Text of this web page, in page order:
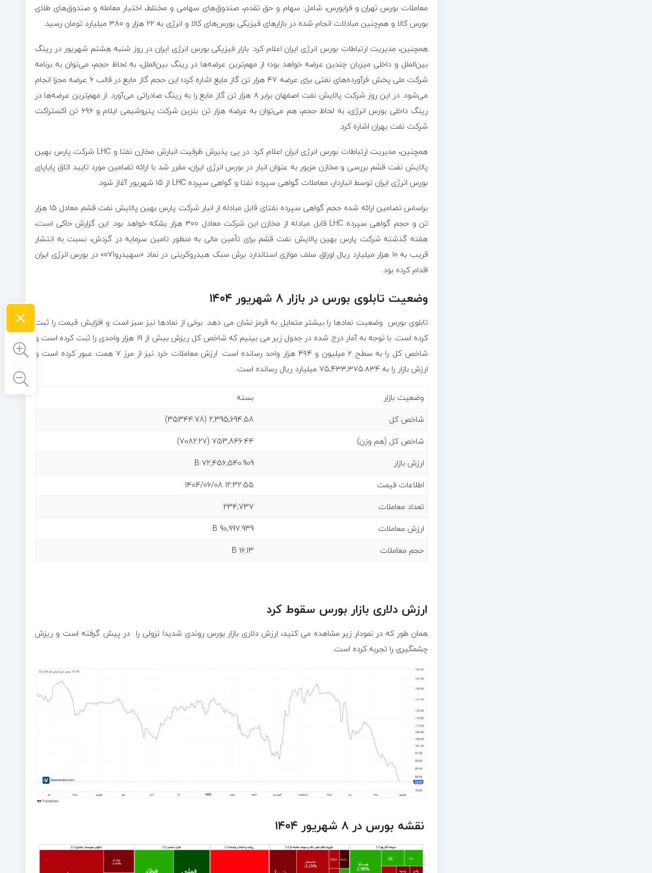
معاملات بورس‌ تهران و فرابورس، شامل: سهام و حق تقدم، صندوق‌های سهامی و مختلط، اختیار معامله و صندوق‌های طلای
بورس کالا و هم‌چنین مبادلات انجام شده در بازارهای فیزیکی بورس‌های کالا و انرژی به ۲۲ هزار و ۳۸۰ میلیارد تومان رسید.
همچنین، مدیریت ارتباطات بورس انرژی ایران اعلام کرد: بازار فیزیکی بورس انرژی ایران در روز شنبه هشتم شهریور در رینگ
بین‌الملل و داخلی میزبان چندین عرضه خواهد بود؛ از مهم‌ترین عرضه‌ها در رینگ بین‌الملل، به لحاظ حجم، می‌توان به برنامه
شرکت ملی پخش فرآورده‌های نفتی برای عرضه ۴۷ هزار تن گاز مایع اشاره کرد؛ این حجم گاز مایع در قالب ۶ عرضه مجزا انجام
می‌شود. در این روز شرکت پالایش نفت اصفهان برابر ۸ هزار تن گاز مایع را به رینگ صادراتی می‌آورد. از مهم‌ترین عرضه‌ها در
رینگ داخلی بورس انرژی، به لحاظ حجم، هم می‌توان به عرضه هزار تن بنزین شرکت پتروشیمی ایلام و ۶۹۶ تن اکستراکت
شرکت نفت بهران اشاره کرد.
همچنین، مدیریت ارتباطات بورس انرژی ایران اعلام کرد: در پی پذیرش ظرفیت انبارش مخازن نفتا و LHC شرکت پارس بهین
پالایش نفت قشم بررسی و مخازن مزبور به عنوان انبار در بورس انرژی ایران، مقرر شد با ارائه تضامین مورد تایید اتاق پایاپای
بورس انرژی ایران توسط انباردار، معاملات گواهی سپرده نفتا و گواهی سپرده LHC از ۱۵ شهریور آغاز شود.
براساس تضامین ارائه شده حجم گواهی سپرده نفتای قابل مبادله از انبار شرکت پارس بهین پالایش نفت قشم معادل ۱۵ هزار
تن و حجم گواهی سپرده LHC قابل مبادله از مخازن این شرکت معادل ۳۰۰ هزار بشکه خواهد بود. این گزارش حاکی است،
هفته گذشته شرکت پارس بهین پالایش نفت قشم برای تأمین مالی به منظور تامین سرمایه در گردش، نسبت به انتشار
قریب به ۱۰ هزار میلیارد ریال اوراق سلف موازی استاندارد برش سبک هیدروکربنی در نماد «سهیدرو۰۷۱» در بورس انرژی ایران
اقدام کرده بود.
وضعیت تابلوی بورس در بازار ۸ شهریور ۱۴۰۴
تابلوی بورس وضعیت نمادها را بیشتر متمایل به قرمز نشان می دهد. برخی از نمادها نیز سبز است و افزایش قیمت را ثبت
کرده است. با توجه به آمار درج شده در جدول زیر می بینیم که شاخص کل ریزش بیش از ۱۹ هزار واحدی را ثبت کرده است و
شاخص کل را به سطح ۲ میلیون و ۴۹۴ هزار واحد رسانده است. ارزش معاملات خرد نیز از مرز ۷ همت عبور کرده است و
ارزش بازار را به ۷۵,۴۳۳,۳۷۵.۸۳۴ میلیارد ریال رسانده است.
وضعیت بازار
بسته
شاخص کل
2,395,694.58 (35344.78)
شاخص کل (هم وزن)
753,846.44 (7082.27)
ارزش بازار
72,456,540.909 B
اطلاعات قیمت
1404/06/08 12:32:55
تعداد معاملات
234,737
ارزش معاملات
90,997.939 B
حجم معاملات
16.13 B
ارزش دلاری بازار بورس سقوط کرد
همان طور که در نمودار زیر مشاهده می کنید، ارزش دلاری بازار بورس روندی شدیدا نزولی را در پیش گرفته است و ریزش
چشمگیری را تجربه کرده است.
نقشه بورس در ۸ شهریور ۱۴۰۴
×